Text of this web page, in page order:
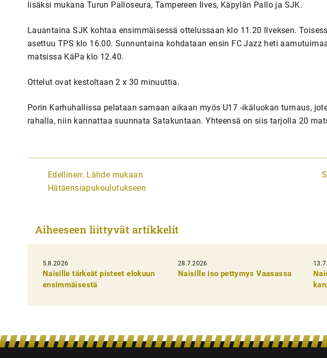
lisäksi mukana Turun Palloseura, Tampereen Ilves, Käpylän Pallo ja SJK.
Lauantaina SJK kohtaa ensimmäisessä ottelussaan klo 11.20 Ilveksen.
asettuu TPS klo 16.00. Sunnuntaina kohdataan ensin FC Jazz heti
matsissa KäPa klo 12.40.
Ottelut ovat kestoltaan 2 x 30 minuuttia.
Porin Karhuhallissa pelataan samaan aikaan myös U17 -ikäluokan turnaus,
rahalla, niin kannattaa suunnata Satakuntaan. Yhteensä on siis tarjolla 20
A
r
i
k
e
l
i
n
s
Edellinen: Lähde mukaan
Hätäensiapukoulutukseen
Aiheeseen liittyvät artikkelit
5.8.2026
Naisille tärkeät pisteet elokuun
ensimmäisestä
28.7.2026
Naisille iso pettymys Vaasassa